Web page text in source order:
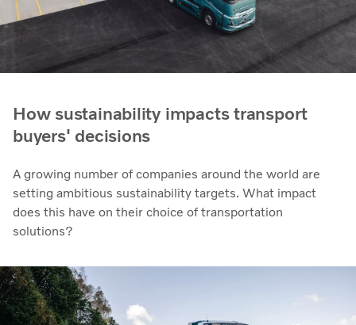
How sustainability impacts transport
buyers' decisions
A growing number of companies around the world are
setting ambitious sustainability targets. What impact
does this have on their choice of transportation
solutions?